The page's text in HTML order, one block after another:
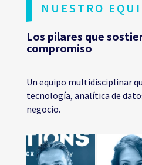
NUESTRO
Los pilares que
compromiso
Un equipo multidisciplinar
tecnología, analítica de
negocio.